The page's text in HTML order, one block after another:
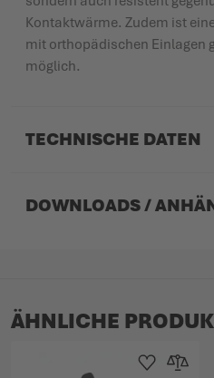
Kontaktwärme. Zudem ist
mit orthopädischen Einlagen
möglich.
TECHNISCHE DATEN
DOWNLOADS /
ÄHNLICHE
Zur Zur